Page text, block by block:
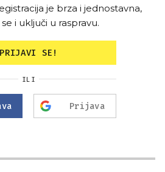
je brza i jednostavna,
i uključi u raspravu.
PRIJAVI SE!
ILI
Prijava